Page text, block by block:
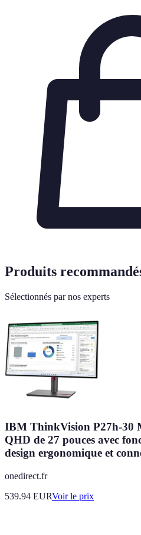
Produits
Sélectionnés par nos experts
IBM ThinkVision P27h-30
QHD de 27 pouces avec
design ergonomique et
onedirect.fr
539.94 EURVoir le prix